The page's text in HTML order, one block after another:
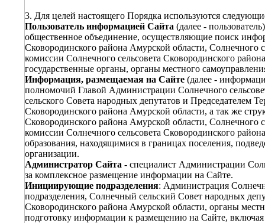
3. Для целей настоящего Порядка используются
Пользователь информацией Сайта (далее -
общественное объединение, осуществляющие поиск
Сковородинского района Амурской области, Солнечного
комиссии Солнечного сельсовета Сковородинского
государственные органы, органы местного
Информация, размещаемая на Сайте (далее -
полномочий Главой Администрации Солнечного
сельского Совета народных депутатов и Председателем
Сковородинского района Амурской области, а так же
Сковородинского района Амурской области, Солнечного
комиссии Солнечного сельсовета Сковородинского
образования, находящимися в границах поселения,
организации.
Администратор Сайта - специалист Администрации
за комплексное размещение информации на Сайте.
Инициирующие подразделения: Администрация
подразделения, Солнечный сельский Совет народных
Сковородинского района Амурской области, органы
подготовку информации к размещению на Сайте,